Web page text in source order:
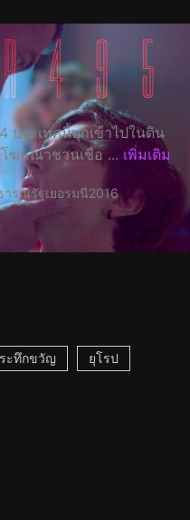
ประเทศนี้บุกเข้าไปในดิน
ฆษณาชวนเชื่อ ... เพิ่มเติม
รณรัฐเยอรมนี2016
ระทึกขวัญ ยุโรป